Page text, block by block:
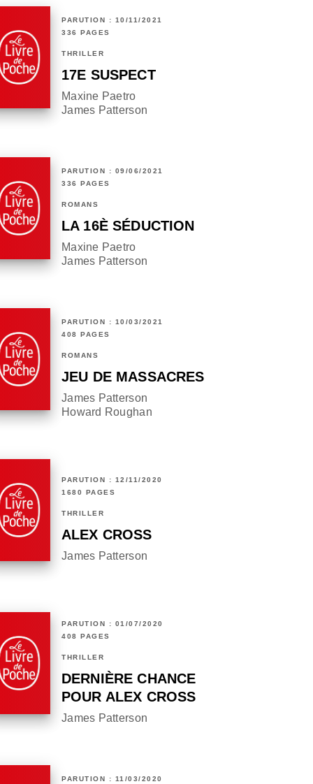
PARUTION : 10/11/2021
336 PAGES
THRILLER
17E SUSPECT
Maxine Paetro
James Patterson
PARUTION : 09/06/2021
336 PAGES
ROMANS
LA 16È SÉDUCTION
Maxine Paetro
James Patterson
PARUTION : 10/03/2021
408 PAGES
ROMANS
JEU DE MASSACRES
James Patterson
Howard Roughan
PARUTION : 12/11/2020
1680 PAGES
THRILLER
ALEX CROSS
James Patterson
PARUTION : 01/07/2020
408 PAGES
THRILLER
DERNIÈRE CHANCE
POUR ALEX CROSS
James Patterson
PARUTION : 11/03/2020